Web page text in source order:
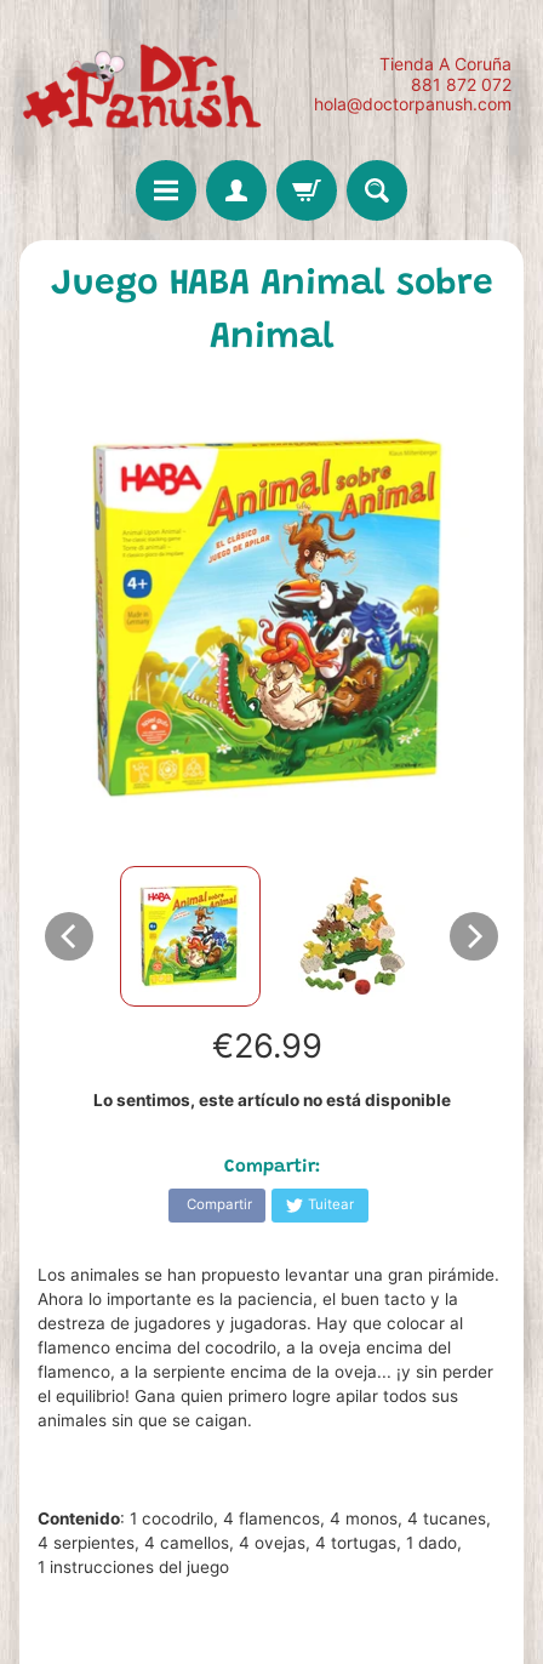
Tienda A Coruña
881 872 072
hola@doctorpanush.com
Juego HABA Animal sobre
Animal
€26.99
Lo sentimos, este artículo no está disponible
Compartir:
Compartir Tuitear
Los animales se han propuesto levantar una gran pirámide.
Ahora lo importante es la paciencia, el buen tacto y la
destreza de jugadores y jugadoras. Hay que colocar al
flamenco encima del cocodrilo, a la oveja encima del
flamenco, a la serpiente encima de la oveja... ¡y sin perder
el equilibrio! Gana quien primero logre apilar todos sus
animales sin que se caigan.
Contenido: 1 cocodrilo, 4 flamencos, 4 monos, 4 tucanes,
4 serpientes, 4 camellos, 4 ovejas, 4 tortugas, 1 dado,
1 instrucciones del juego